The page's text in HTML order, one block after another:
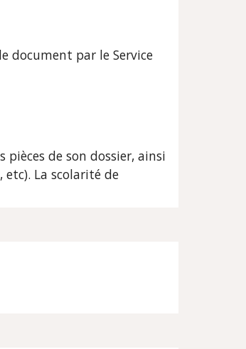
le document par le Service
de son dossier, ainsi
La scolarité de